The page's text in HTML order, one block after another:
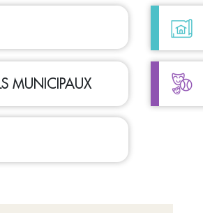
MUNICIPAUX